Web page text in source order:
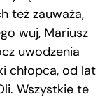
też zauważa,
wuj, Mariusz
uwodzenia
chłopca, od lat
Wszystkie te